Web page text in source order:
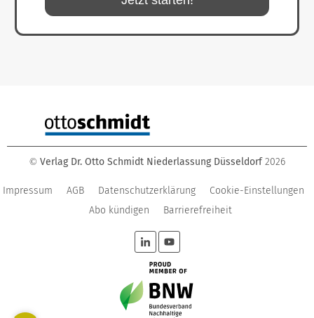
© Verlag Dr. Otto Schmidt Niederlassung Düsseldorf 2026
Impressum AGB Datenschutzerklärung
Cookie-Einstellungen
Abo kündigen
Barrierefreiheit